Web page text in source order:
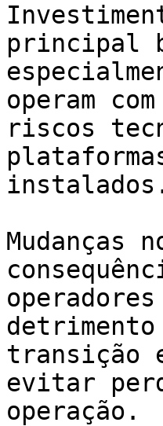
principal
operam
riscos
Mudanças
transição
evitar
operação.